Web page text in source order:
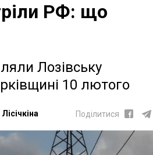
РФ: що
Лозівську
10 лютого
Поділитися